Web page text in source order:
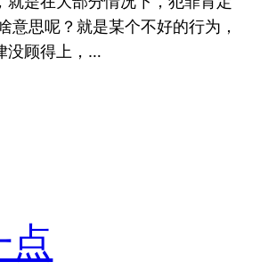
意思呢？就是某个不好的行为，
没顾得上，…